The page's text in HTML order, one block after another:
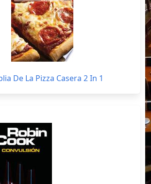
De La Pizza Casera 2 In 1